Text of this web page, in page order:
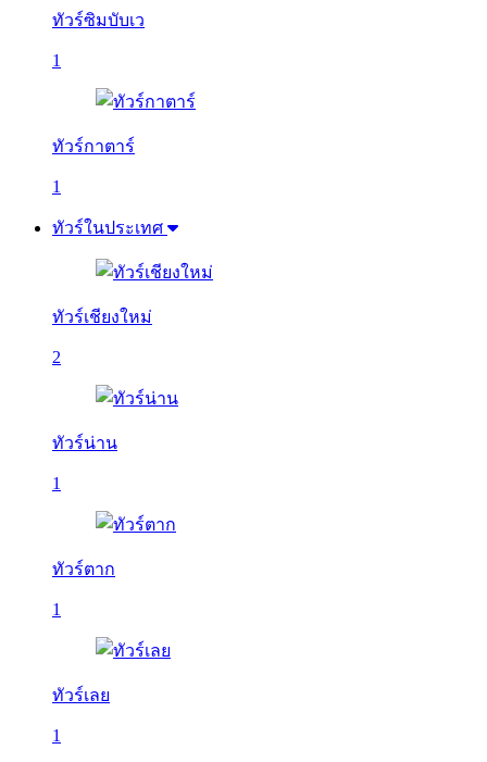
ทัวร์ซิมบับเว
1
ทัวร์กาตาร์
1
ทัวร์ในประเทศ
ทัวร์เชียงใหม่
2
ทัวร์น่าน
1
ทัวร์ตาก
1
ทัวร์เลย
1